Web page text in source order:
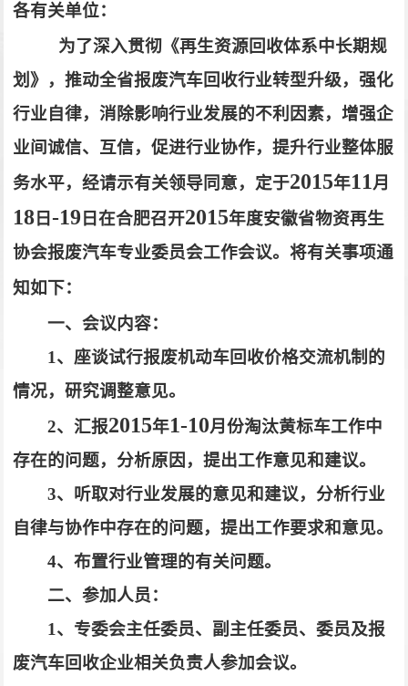
各有关单位：
为了深入贯彻《再生资源回收体系中长期规
划》，推动全省报废汽车回收行业转型升级，强化
行业自律，消除影响行业发展的不利因素，增强企
业间诚信、互信，促进行业协作，提升行业整体服
务水平，经请示有关领导同意，定于2015年11月
18 日-19 日在合肥召开2015年度安徽省物资再生
协会报废汽车专业委员会工作会议。将有关事项通
知如下：
一、会议内容：
1、座谈试行报废机动车回收价格交流机制的
情况，研究调整意见。
2、汇报2015年1-10月份淘汰黄标车工作中
存在的问题，分析原因，提出工作意见和建议。
3、听取对行业发展的意见和建议，分析行业
自律与协作中存在的问题，提出工作要求和意见。
4、布置行业管理的有关问题。
二、参加人员：
1、专委会主任委员、副主任委员、委员及报
废汽车回收企业相关负责人参加会议。